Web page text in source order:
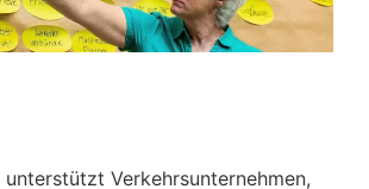
Verkehrsunternehmen,